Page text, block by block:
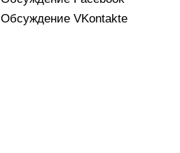
Обсуждение VKontakte